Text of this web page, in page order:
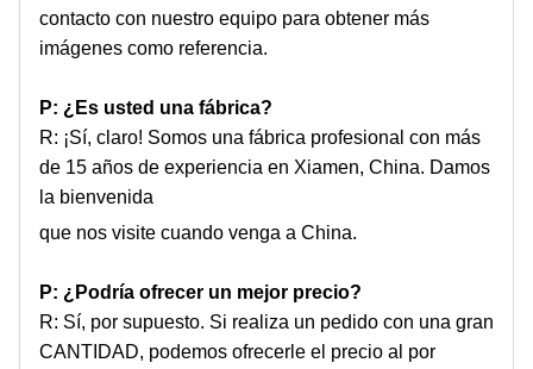
contacto con nuestro equipo para obtener más
imágenes como referencia.
P: ¿Es usted una fábrica?
R: ¡Sí, claro! Somos una fábrica profesional con más
de 15 años de experiencia en Xiamen, China. Damos
la bienvenida
que nos visite cuando venga a China.
P: ¿Podría ofrecer un mejor precio?
R: Sí, por supuesto. Si realiza un pedido con una gran
CANTIDAD, podemos ofrecerle el precio al por